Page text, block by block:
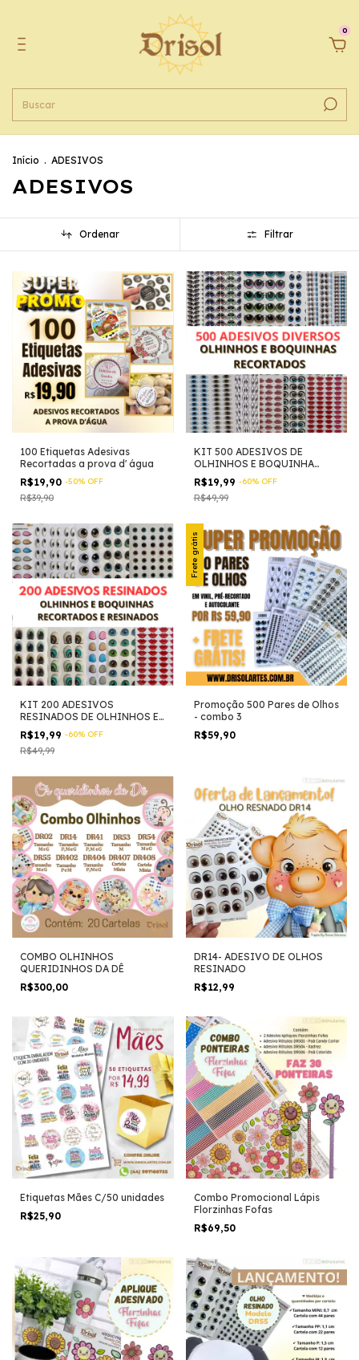
0
Início . ADESIVOS
ADESIVOS
Ordenar Filtrar
100 Etiquetas Adesivas
Recortadas a prova d' água
R$19,90 -50% OFF
R$39,90
KIT 500 ADESIVOS DE
OLHINHOS E BOQUINHA
RECORTADOS E DIVERSOS
R$19,99 -60% OFF
R$49,99
KIT 200 ADESIVOS
RESINADOS DE OLHINHOS E
BOQUINHA RECORTADOS E
DIVERSOS
R$19,99 -60% OFF
R$49,99
Frete grátis
Promoção 500 Pares de Olhos
- combo 3
R$59,90
COMBO OLHINHOS
QUERIDINHOS DA DÊ
R$300,00
DR14- ADESIVO DE OLHOS
RESINADO
R$12,99
Etiquetas Mães C/50 unidades
R$25,90
Combo Promocional Lápis
Florzinhas Fofas
R$69,50